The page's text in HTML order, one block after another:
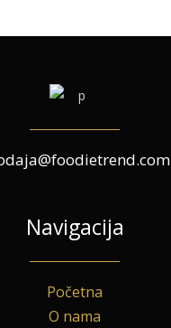
Navigacija
Početna
O nama